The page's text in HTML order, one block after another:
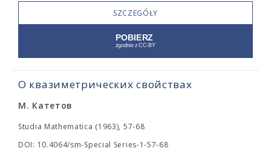
SZCZEGÓŁY
О квазиметрических свойствах
М. Катетов
Studia Mathematica (1963), 57-68
DOI: 10.4064/sm-Special Series-1-57-68